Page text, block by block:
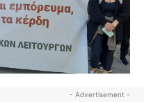
- Advertisement -